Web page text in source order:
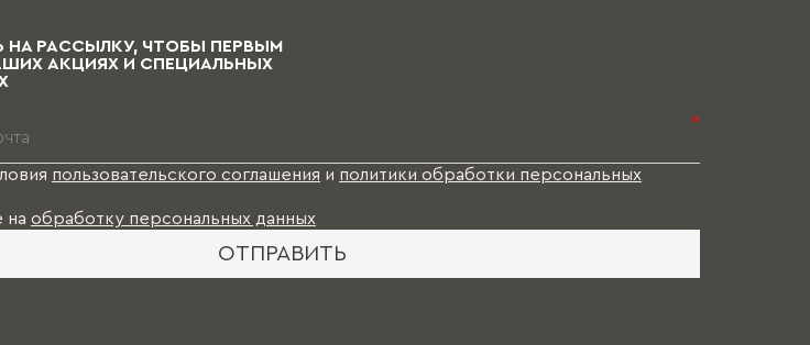
РАССЫЛКУ, ЧТОБЫ ПЕРВЫМ
АКЦИЯХ И СПЕЦИАЛЬНЫХ
*
пользовательского соглашения и политики обработки персональных
на обработку персональных данных
ОТПРАВИТЬ